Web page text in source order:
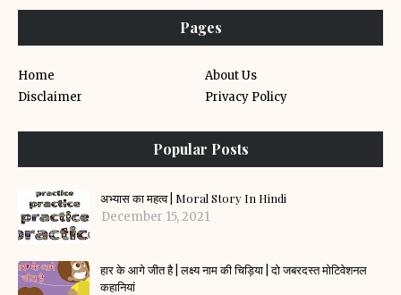
Pages
Home
About Us
Disclaimer
Privacy Policy
Popular Posts
अभ्यास का महत्व | Moral Story In Hindi
December 15, 2021
हार के आगे जीत है | लक्ष्य नाम की चिड़िया | दो जबरदस्त मोटिवेशनल
कहानियां